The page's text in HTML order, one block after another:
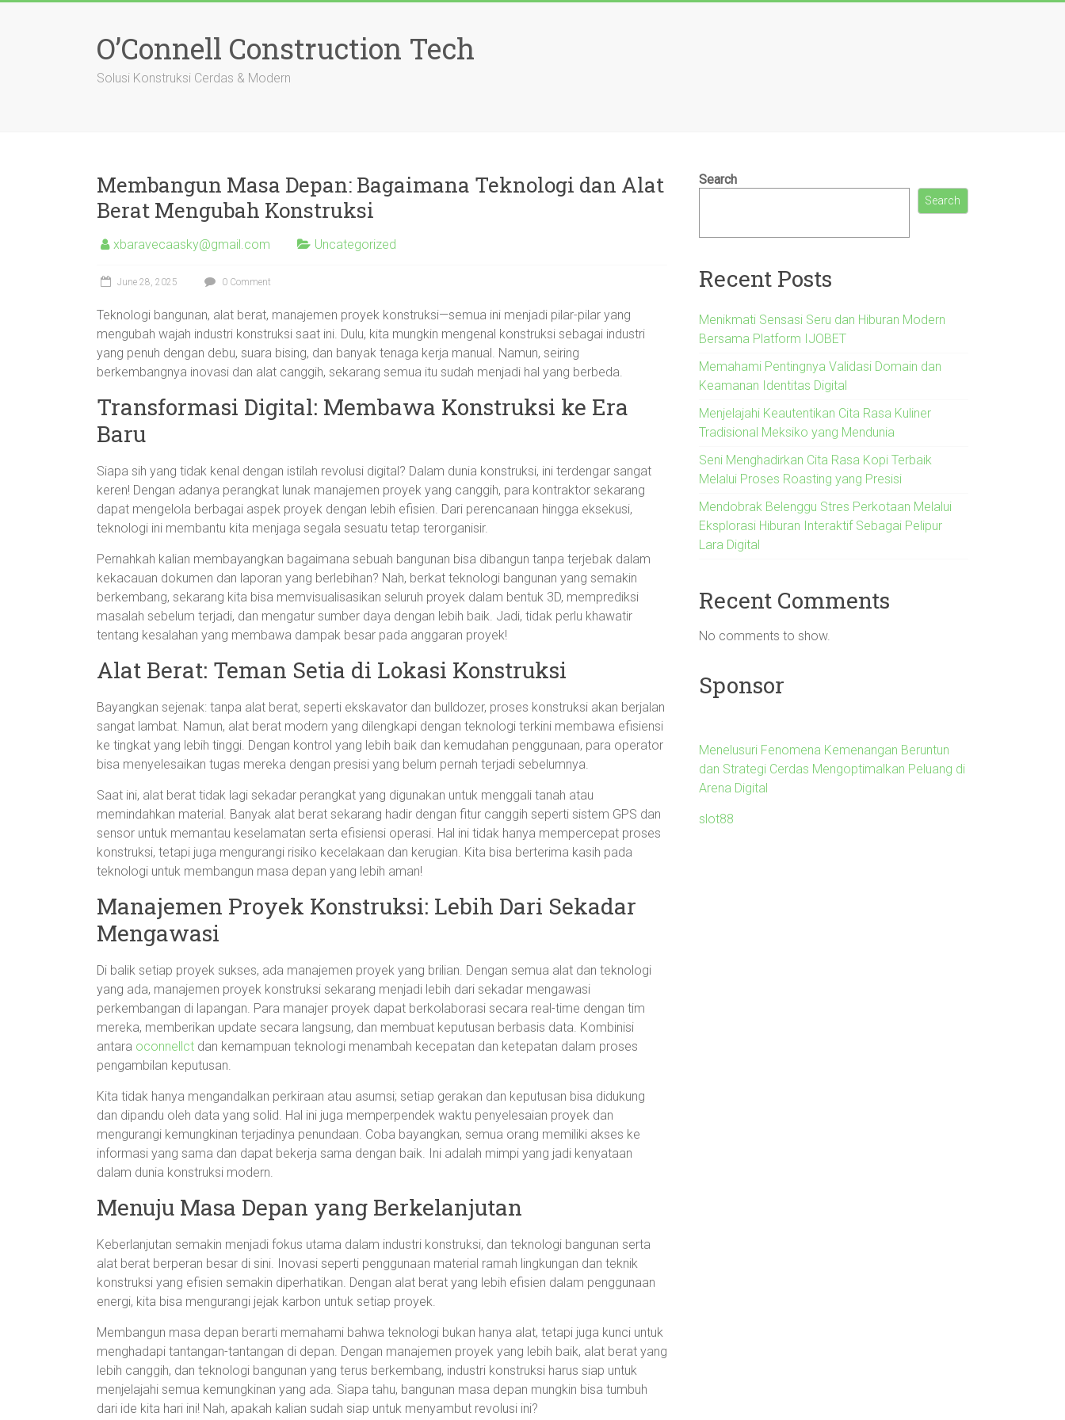
O’Connell Construction Tech
Solusi Konstruksi Cerdas & Modern
Membangun Masa Depan: Bagaimana Teknologi dan Alat
Berat Mengubah Konstruksi
xbaravecaasky@gmail.com Uncategorized
June 28, 2025 0 Comment
Teknologi bangunan, alat berat, manajemen proyek konstruksi—semua ini menjadi pilar-pilar yang
mengubah wajah industri konstruksi saat ini. Dulu, kita mungkin mengenal konstruksi sebagai industri
yang penuh dengan debu, suara bising, dan banyak tenaga kerja manual. Namun, seiring
berkembangnya inovasi dan alat canggih, sekarang semua itu sudah menjadi hal yang berbeda.
Transformasi Digital: Membawa Konstruksi ke Era
Baru
Siapa sih yang tidak kenal dengan istilah revolusi digital? Dalam dunia konstruksi, ini terdengar sangat
keren! Dengan adanya perangkat lunak manajemen proyek yang canggih, para kontraktor sekarang
dapat mengelola berbagai aspek proyek dengan lebih efisien. Dari perencanaan hingga eksekusi,
teknologi ini membantu kita menjaga segala sesuatu tetap terorganisir.
Pernahkah kalian membayangkan bagaimana sebuah bangunan bisa dibangun tanpa terjebak dalam
kekacauan dokumen dan laporan yang berlebihan? Nah, berkat teknologi bangunan yang semakin
berkembang, sekarang kita bisa memvisualisasikan seluruh proyek dalam bentuk 3D, memprediksi
masalah sebelum terjadi, dan mengatur sumber daya dengan lebih baik. Jadi, tidak perlu khawatir
tentang kesalahan yang membawa dampak besar pada anggaran proyek!
Alat Berat: Teman Setia di Lokasi Konstruksi
Bayangkan sejenak: tanpa alat berat, seperti ekskavator dan bulldozer, proses konstruksi akan berjalan
sangat lambat. Namun, alat berat modern yang dilengkapi dengan teknologi terkini membawa efisiensi
ke tingkat yang lebih tinggi. Dengan kontrol yang lebih baik dan kemudahan penggunaan, para operator
bisa menyelesaikan tugas mereka dengan presisi yang belum pernah terjadi sebelumnya.
Saat ini, alat berat tidak lagi sekadar perangkat yang digunakan untuk menggali tanah atau
memindahkan material. Banyak alat berat sekarang hadir dengan fitur canggih seperti sistem GPS dan
sensor untuk memantau keselamatan serta efisiensi operasi. Hal ini tidak hanya mempercepat proses
konstruksi, tetapi juga mengurangi risiko kecelakaan dan kerugian. Kita bisa berterima kasih pada
teknologi untuk membangun masa depan yang lebih aman!
Manajemen Proyek Konstruksi: Lebih Dari Sekadar
Mengawasi
Di balik setiap proyek sukses, ada manajemen proyek yang brilian. Dengan semua alat dan teknologi
yang ada, manajemen proyek konstruksi sekarang menjadi lebih dari sekadar mengawasi
perkembangan di lapangan. Para manajer proyek dapat berkolaborasi secara real-time dengan tim
mereka, memberikan update secara langsung, dan membuat keputusan berbasis data. Kombinisi
antara oconnellct dan kemampuan teknologi menambah kecepatan dan ketepatan dalam proses
pengambilan keputusan.
Kita tidak hanya mengandalkan perkiraan atau asumsi; setiap gerakan dan keputusan bisa didukung
dan dipandu oleh data yang solid. Hal ini juga memperpendek waktu penyelesaian proyek dan
mengurangi kemungkinan terjadinya penundaan. Coba bayangkan, semua orang memiliki akses ke
informasi yang sama dan dapat bekerja sama dengan baik. Ini adalah mimpi yang jadi kenyataan
dalam dunia konstruksi modern.
Menuju Masa Depan yang Berkelanjutan
Keberlanjutan semakin menjadi fokus utama dalam industri konstruksi, dan teknologi bangunan serta
alat berat berperan besar di sini. Inovasi seperti penggunaan material ramah lingkungan dan teknik
konstruksi yang efisien semakin diperhatikan. Dengan alat berat yang lebih efisien dalam penggunaan
energi, kita bisa mengurangi jejak karbon untuk setiap proyek.
Membangun masa depan berarti memahami bahwa teknologi bukan hanya alat, tetapi juga kunci untuk
menghadapi tantangan-tantangan di depan. Dengan manajemen proyek yang lebih baik, alat berat yang
lebih canggih, dan teknologi bangunan yang terus berkembang, industri konstruksi harus siap untuk
menjelajahi semua kemungkinan yang ada. Siapa tahu, bangunan masa depan mungkin bisa tumbuh
dari ide kita hari ini! Nah, apakah kalian sudah siap untuk menyambut revolusi ini?
Search
Search
Recent Posts
Menikmati Sensasi Seru dan Hiburan Modern
Bersama Platform IJOBET
Memahami Pentingnya Validasi Domain dan
Keamanan Identitas Digital
Menjelajahi Keautentikan Cita Rasa Kuliner
Tradisional Meksiko yang Mendunia
Seni Menghadirkan Cita Rasa Kopi Terbaik
Melalui Proses Roasting yang Presisi
Mendobrak Belenggu Stres Perkotaan Melalui
Eksplorasi Hiburan Interaktif Sebagai Pelipur
Lara Digital
Recent Comments
No comments to show.
Sponsor
Menelusuri Fenomena Kemenangan Beruntun
dan Strategi Cerdas Mengoptimalkan Peluang di
Arena Digital
slot88